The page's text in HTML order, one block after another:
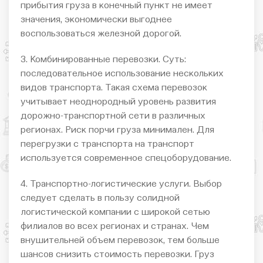
прибытия груза в конечный пункт не имеет
значения, экономически выгоднее
воспользоваться железной дорогой.
3. Комбинированные перевозки. Суть:
последовательное использование нескольких
видов транспорта. Такая схема перевозок
учитывает неоднородный уровень развития
дорожно-транспортной сети в различных
регионах. Риск порчи груза минимален. Для
перегрузки с транспорта на транспорт
используется современное спецоборудование.
4. Транспортно-логистические услуги. Выбор
следует сделать в пользу солидной
логистической компании с широкой сетью
филиалов во всех регионах и странах. Чем
внушительней объем перевозок, тем больше
шансов снизить стоимость перевозки. Груз